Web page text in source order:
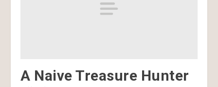
A Naive Treasure Hunter